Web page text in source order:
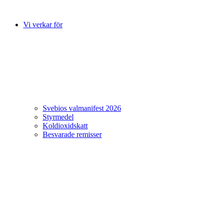
Vi verkar för
Svebios valmanifest 2026
Styrmedel
Koldioxidskatt
Besvarade remisser